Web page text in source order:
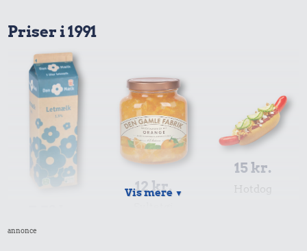
Priser i 1991
1 liter mælk
12 kr.
15 kr.
Hotdog
Vis mere ▼
annonce